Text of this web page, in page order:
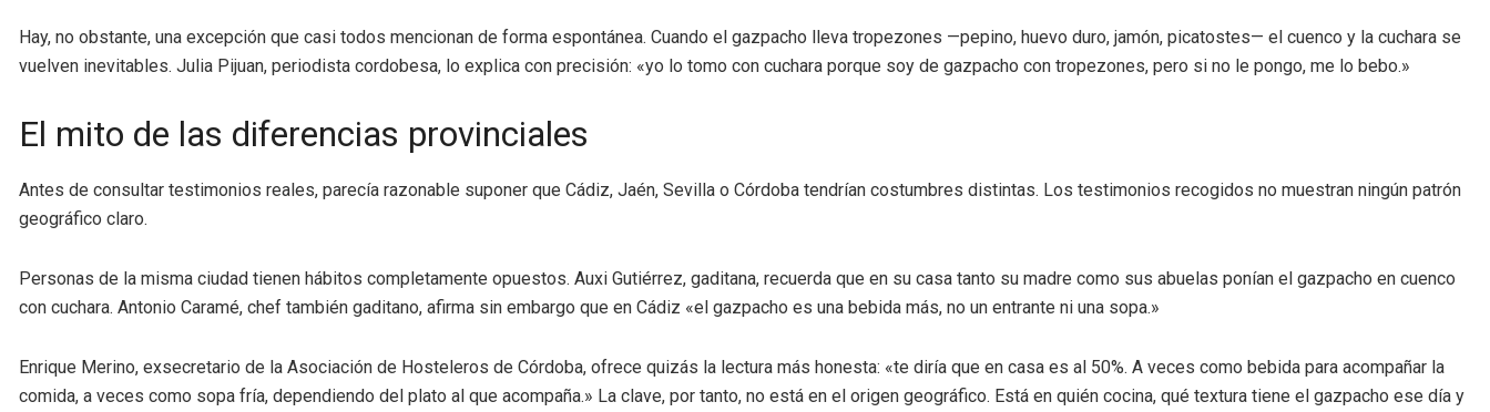
Hay, no obstante, una excepción que casi todos mencionan de forma espontánea. Cuando el gazpacho lleva tropezones —pepino, huevo duro, jamón, picatostes— el cuenco y la cuchara se
vuelven inevitables. Julia Pijuan, periodista cordobesa, lo explica con precisión: «yo lo tomo con cuchara porque soy de gazpacho con tropezones, pero si no le pongo, me lo bebo.»
El mito de las diferencias provinciales
Antes de consultar testimonios reales, parecía razonable suponer que Cádiz, Jaén, Sevilla o Córdoba tendrían costumbres distintas. Los testimonios recogidos no muestran ningún patrón
geográfico claro.
Personas de la misma ciudad tienen hábitos completamente opuestos. Auxi Gutiérrez, gaditana, recuerda que en su casa tanto su madre como sus abuelas ponían el gazpacho en cuenco
con cuchara. Antonio Caramé, chef también gaditano, afirma sin embargo que en Cádiz «el gazpacho es una bebida más, no un entrante ni una sopa.»
Enrique Merino, exsecretario de la Asociación de Hosteleros de Córdoba, ofrece quizás la lectura más honesta: «te diría que en casa es al 50%. A veces como bebida para acompañar la
comida, a veces como sopa fría, dependiendo del plato al que acompaña.» La clave, por tanto, no está en el origen geográfico. Está en quién cocina, qué textura tiene el gazpacho ese día y